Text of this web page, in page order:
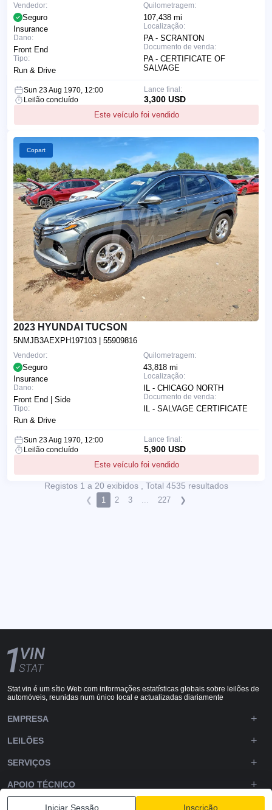
Quilometragem:
107,438 mi
Localização:
PA - SCRANTON
Documento de venda:
PA - CERTIFICATE OF
SALVAGE
Vendedor:
Seguro
Insurance
Dano:
Front End
Tipo:
Run & Drive
Sun 23 Aug 1970, 12:00
Leilão concluído
Este veículo foi vendido
Lance final:
3,300 USD
Copart
2023 HYUNDAI TUCSON
5NMJB3AEXPH197103 | 55909816
Quilometragem:
43,818 mi
Localização:
IL - CHICAGO NORTH
Documento de venda:
IL - SALVAGE CERTIFICATE
Vendedor:
Seguro
Insurance
Dano:
Front End | Side
Tipo:
Run & Drive
Sun 23 Aug 1970, 12:00
Leilão concluído
Este veículo foi vendido
Lance final:
5,900 USD
Registos 1 a 20 exibidos , Total 4535 resultados
❮ 1 2 3 227 ❯
Iniciar Sessão Inscrição
Stat.vin é um sítio Web com informações estatísticas globais sobre leilões de
automóveis, reunidas num único local e actualizadas diariamente
EMPRESA
LEILÕES
SERVIÇOS
APOIO TÉCNICO
DOWNLOADS